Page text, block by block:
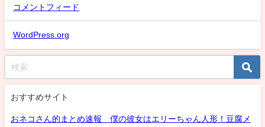
コメントフィード
WordPress.org
おすすめサイト
おネコさん的まとめ速報 僕の彼女はエリーちゃん人形！豆腐メ